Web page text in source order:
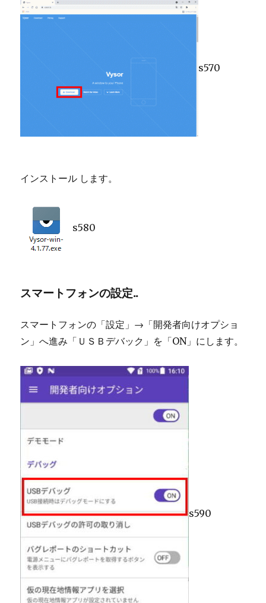
s570
インストール します。
s580
スマートフォンの設定..
スマートフォンの「設定」→「開発者向けオプショ
ン」へ進み「ＵＳＢデバック」を「ON」にします。
s590